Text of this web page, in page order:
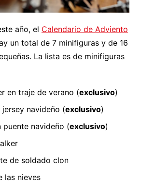
año, el Calendario de Adviento
un total de 7 minifiguras y de 16
La lista es de minifiguras
en traje de verano (exclusivo)
navideño (exclusivo)
puente navideño (exclusivo)
de soldado clon
las nieves